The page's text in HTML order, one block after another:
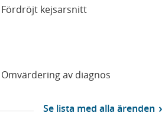
kejsarsnitt
av diagnos
Se lista med alla ärenden